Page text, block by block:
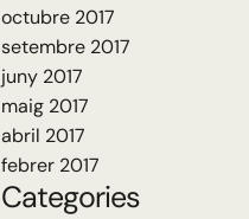
octubre 2017
setembre 2017
juny 2017
maig 2017
abril 2017
febrer 2017
Categories